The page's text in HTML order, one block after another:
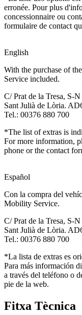
erronée. Pour plus
concessionnaire ou
formulaire de contact
English
With the purchase of
Service included.
C/ Prat de la Tresa, S-N
Sant Julià de Lòria.
Tel.: 00376 880 700
*The list of extras is
For more information,
phone or the contact
Español
Con la compra del
Mobility Service.
C/ Prat de la Tresa, S-N
Sant Julià de Lòria.
Tel.: 00376 880 700
*La lista de extras es
Para más información
a través del teléfono o
pie de la web.
Fitxa Tècnica